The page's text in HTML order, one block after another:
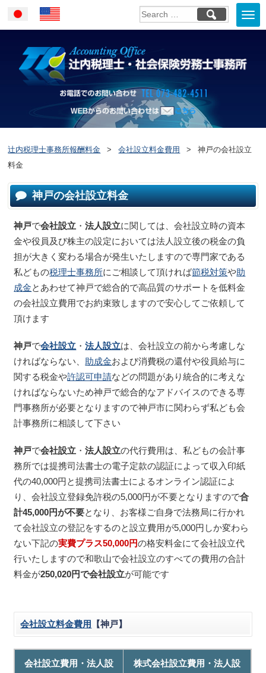
JapaneseEnglish
お電話でのお
WEBからのお問い合わせはこ
辻内税理士事務所報酬料金 > 会社設立料金費用 >
神戸の会社設立
料金
神戸の会社設立料金
神戸で会社設立 ・法人設立に関しては、会社設立時の資本
金や役員及び株主の設定においては法人設立後の税金の負
担が大きく変わる場合が発生いたしますので専門家である
私どもの税理士事務所にご相談して頂ければ節税対策や助
成金とあわせて神戸で総合的で高品質のサポートを低料金
の会社設立費用でお約束致しますので安心してご依頼して
頂けます
神戸で会社設立 ・法人設立は、会社設立の前から考慮しな
ければならない、 助成金および消費税の還付や役員給与に
関する税金や許認可申請などの問題があり統合的に考えな
ければならないため神戸で総合的なアドバイスのできる専
門事務所が必要となりますので神戸市に関わらず私ども会
計事務所に相談して下さい
神戸で会社設立 ・法人設立の代行費用は、私どもの会計事
務所では提携司法書士の電子定款の認証によって収入印紙
代の40,000円と提携司法書士によるオンライン認証によ
り、会社設立登録免許税の5,000円が不要となりますので合
計45,000円が不要となり、お客様ご自身で法務局に行かれ
て会社設立の登記をするのと設立費用が5,000円しか変わら
ない下記の実費プラス50,000円の格安料金にて会社設立代
行いたしますので和歌山で会社設立のすべての費用の合計
料金が250,020円で会社設立が可能です
会社設立料金費用 【神戸】
会社設立費用・法人設
株式会社設立費用・法人設